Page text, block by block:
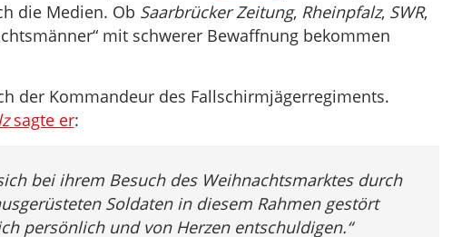
die Medien. Ob Saarbrücker Zeitung, Rheinpfalz, SWR,
mit schwerer Bewaffnung bekommen
der Kommandeur des Fallschirmjägerregiments.
sagte er:
bei ihrem Besuch des Weihnachtsmarktes durch
Soldaten in diesem Rahmen gestört
persönlich und von Herzen entschuldigen.“